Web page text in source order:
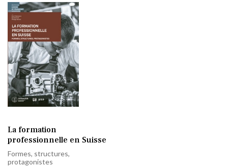
La formation
professionnelle en Suisse
Formes, structures,
protagonistes